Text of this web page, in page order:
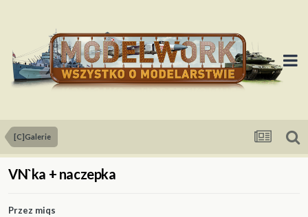
[C]Galerie
VN`ka + naczepka
Przez miqs